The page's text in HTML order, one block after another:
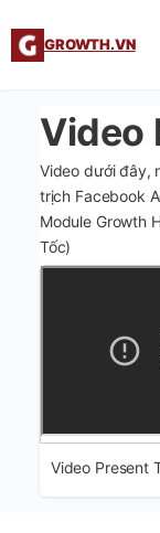
GROWTH.VN
Video
Video dưới đây,
trịch Facebook
Module Growth
Tốc)
Video Present